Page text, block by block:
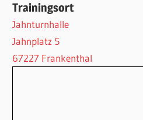
Trainingsort
Jahnturnhalle
Jahnplatz 5
67227 Frankenthal